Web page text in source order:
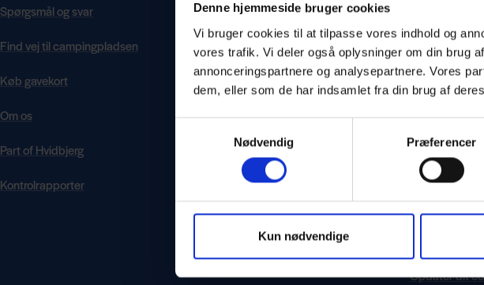
Denne hjemmeside bruger cookies
Vi bruger cookies til at tilpasse vores indhold og
vores trafik. Vi deler også oplysninger om din brug
annonceringspartnere og analysepartnere. Vores
dem, eller som de har indsamlet fra din brug af
Nødvendig
Præferencer
Kun nødvendige
Spørgsmål og svar
Find vej til campingpladsen
Køb gavekort
Om os
Part of Hvidbjerg
Kontrolrapporter
Skagen
Opdatér dit